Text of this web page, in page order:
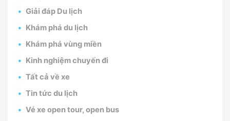
Giải đáp Du lịch
Khám phá du lịch
Khám phá vùng miền
Kinh nghiệm chuyến đi
Tất cả về xe
Tin tức du lịch
Vé xe open tour, open bus